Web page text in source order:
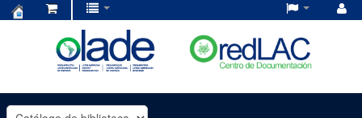
OLADE